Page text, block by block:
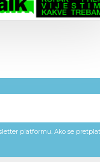
platformu. Ako se